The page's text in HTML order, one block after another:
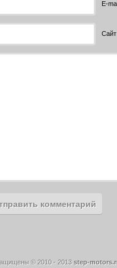
E-
Сайт
© 2010 - 2013step-